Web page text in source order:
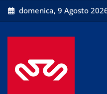
Skip
to
domenica, 9 Agosto